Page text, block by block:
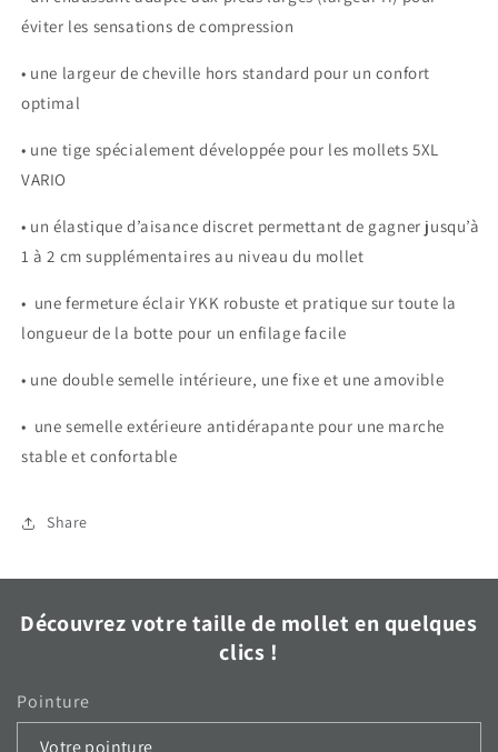
éviter les sensations de compression
• une largeur de cheville hors standard pour un confort
optimal
• une tige spécialement développée pour les mollets 5XL
VARIO
• un élastique d’aisance discret permettant de gagner jusqu’à
1 à 2 cm supplémentaires au niveau du mollet
• une fermeture éclair YKK robuste et pratique sur toute la
longueur de la botte pour un enfilage facile
• une double semelle intérieure, une fixe et une amovible
• une semelle extérieure antidérapante pour une marche
stable et confortable
Share
Découvrez votre taille de mollet en quelques
clics !
Pointure